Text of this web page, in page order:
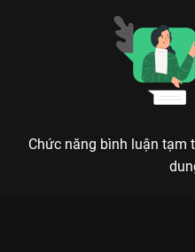
Chức năng bình luận tạm